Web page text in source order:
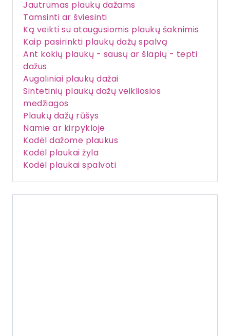
Jautrumas plaukų dažams
Tamsinti ar šviesinti
Ką veikti su ataugusiomis plaukų šaknimis
Kaip pasirinkti plaukų dažų spalvą
Ant kokių plaukų - sausų ar šlapių - tepti
dažus
Augaliniai plaukų dažai
Sintetinių plaukų dažų veikliosios
medžiagos
Plaukų dažų rūšys
Namie ar kirpykloje
Kodėl dažome plaukus
Kodėl plaukai žyla
Kodėl plaukai spalvoti